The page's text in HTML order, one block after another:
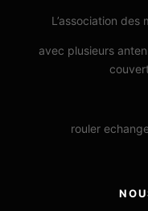
L’association
avec plusieurs
rouler